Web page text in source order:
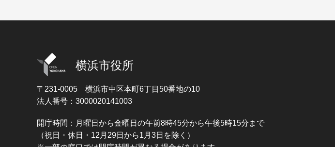
横浜市役所
〒231-0005 横浜市中区本町6丁目50番地の10
法人番号：3000020141003
開庁時間：月曜日から金曜日の午前8時45分から午後5時15分まで
（祝日・休日・12月29日から1月3日を除く）